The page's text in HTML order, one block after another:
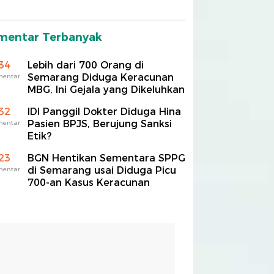
Terbanyak
Lebih dari 700 Orang di
Semarang Diduga Keracunan
MBG, Ini Gejala yang Dikeluhkan
IDI Panggil Dokter Diduga Hina
Pasien BPJS, Berujung Sanksi
Etik?
BGN Hentikan Sementara SPPG
di Semarang usai Diduga Picu
700-an Kasus Keracunan